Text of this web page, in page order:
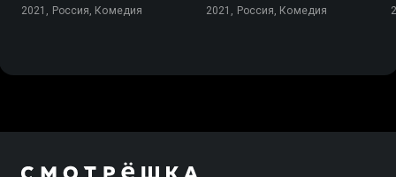
2021, Россия, Комедия 2021, Россия, Комедия